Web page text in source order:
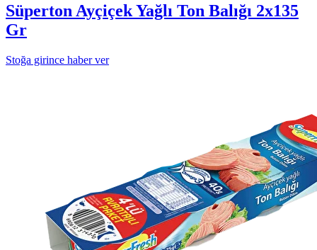
Süperton Ayçiçek Yağlı Ton Balığı 2x135
Gr
Stoğa girince haber ver